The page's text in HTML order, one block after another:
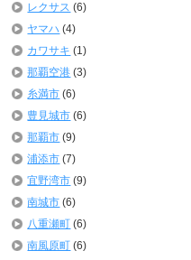
レクサス (6)
ヤマハ (4)
カワサキ (1)
那覇空港 (3)
糸満市 (6)
豊見城市 (6)
那覇市 (9)
浦添市 (7)
宜野湾市 (9)
南城市 (6)
八重瀬町 (6)
南風原町 (6)